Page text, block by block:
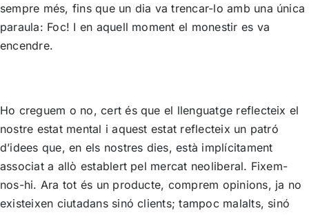
sempre més, fins que un dia va trencar-lo amb una única
paraula: Foc! I en aquell moment el monestir es va
encendre.
Ho creguem o no, cert és que el llenguatge reflecteix el
nostre estat mental i aquest estat reflecteix un patró
d’idees que, en els nostres dies, està implícitament
associat a allò establert pel mercat neoliberal. Fixem-
nos-hi. Ara tot és un producte, comprem opinions, ja no
existeixen ciutadans sinó clients; tampoc malalts, sinó